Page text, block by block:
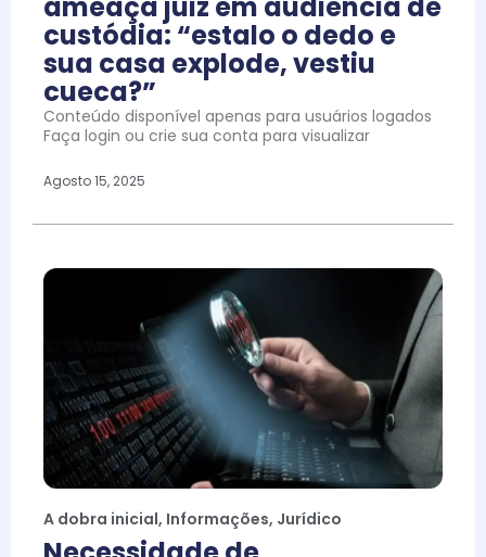
custódia: “estalo o dedo e
sua casa explode, vestiu
cueca?”
Conteúdo disponível apenas para usuários logados
Faça login ou crie sua conta para visualizar
Agosto 15, 2025
A dobra inicial, Informações, Jurídico